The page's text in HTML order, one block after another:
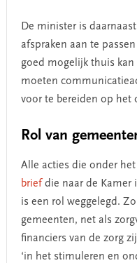
De minister is
afspraken aan te
goed mogelijk thuis kan
moeten
voor te bereiden op het
Rol van
Alle acties die onder
briefdie naar de Kamer
is een rol weggelegd.
gemeenten, net als
financiers van de zorg
‘in het stimuleren en